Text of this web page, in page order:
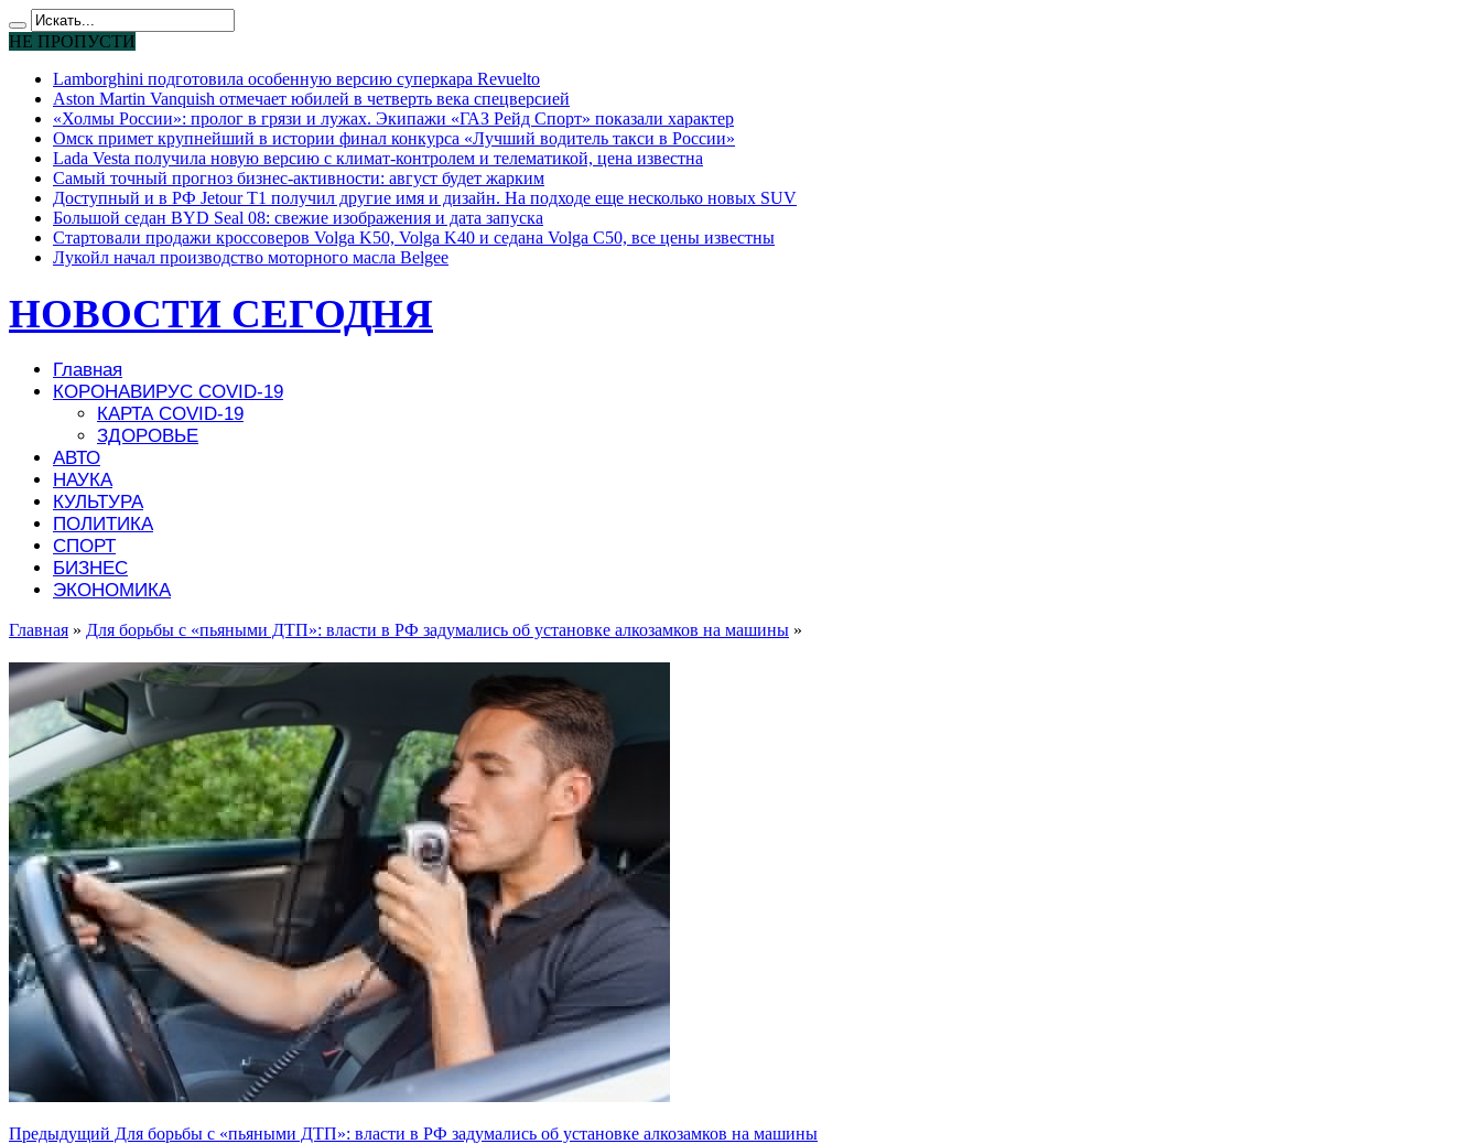
НЕ ПРОПУСТИ
Lamborghini подготовила особенную версию суперкара Revuelto
Aston Martin Vanquish отмечает юбилей в четверть века спецверсией
«Холмы России»: пролог в грязи и лужах. Экипажи «ГАЗ Рейд Спорт» показали характер
Омск примет крупнейший в истории финал конкурса «Лучший водитель такси в России»
Lada Vesta получила новую версию с климат-контролем и телематикой, цена известна
Самый точный прогноз бизнес-активности: август будет жарким
Доступный и в РФ Jetour T1 получил другие имя и дизайн. На подходе еще несколько новых SUV
Большой седан BYD Seal 08: свежие изображения и дата запуска
Стартовали продажи кроссоверов Volga K50, Volga K40 и седана Volga C50, все цены известны
Лукойл начал производство моторного масла Belgee
НОВОСТИ СЕГОДНЯ
Главная
КОРОНАВИРУС COVID-19
КАРТА COVID-19
ЗДОРОВЬЕ
АВТО
НАУКА
КУЛЬТУРА
ПОЛИТИКА
СПОРТ
БИЗНЕС
ЭКОНОМИКА
Главная » Для борьбы с «пьяными ДТП»: власти в РФ задумались об установке алкозамков на машины »
Предыдущий Для борьбы с «пьяными ДТП»: власти в РФ задумались об установке алкозамков на машины